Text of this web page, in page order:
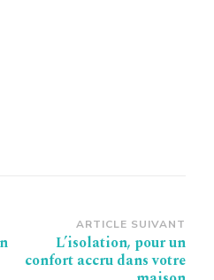
ARTICLE SUIVANT
L’isolation, pour un
confort accru dans votre